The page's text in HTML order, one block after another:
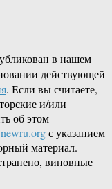
в нашем
действующей
. Если вы считаете,
и/или
об этом
с указанием
материал.
виновные